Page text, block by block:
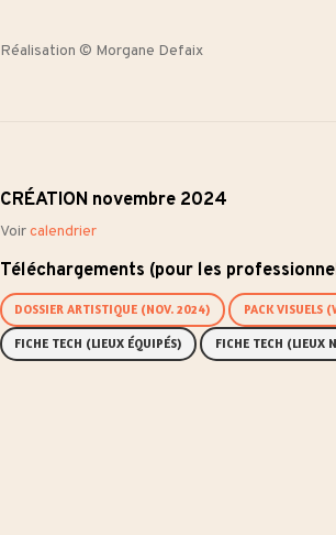
Réalisation © Morgane Defaix
CRÉATION novembre 2024
Voircalendrier
Téléchargements (pour les
DOSSIER ARTISTIQUE (NOV. 2024) PACK VISUELS
FICHE TECH (LIEUX ÉQUIPÉS) FICHE TECH (LIEUX